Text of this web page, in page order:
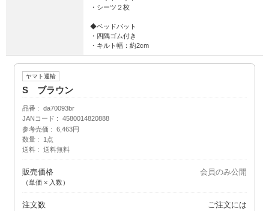
・シーツ２枚
◆ベッドパット
・四隅ゴム付き
・キルト幅：約2cm
ヤマト運輸
S ブラウン
品番
da70093br
JANコード
4580014820888
参考売価
6,463円
数量
1点
送料
送料無料
販売価格
（単価 × 入数）
会員のみ公開
注文数
ご注文には